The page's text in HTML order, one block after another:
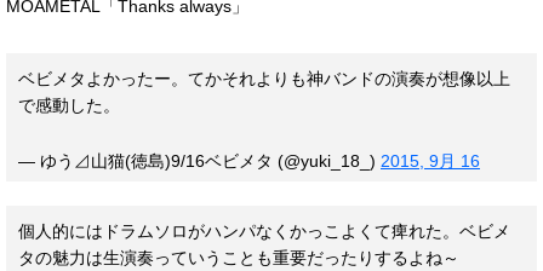
MOAMETAL「Thanks always」
ベビメタよかったー。てかそれよりも神バンドの演奏が想像以上
で感動した。
— ゆう⊿山猫(徳島)9/16ベビメタ (@yuki_18_) 2015, 9月 16
個人的にはドラムソロがハンパなくかっこよくて痺れた。ベビメ
タの魅力は生演奏っていうことも重要だったりするよね～